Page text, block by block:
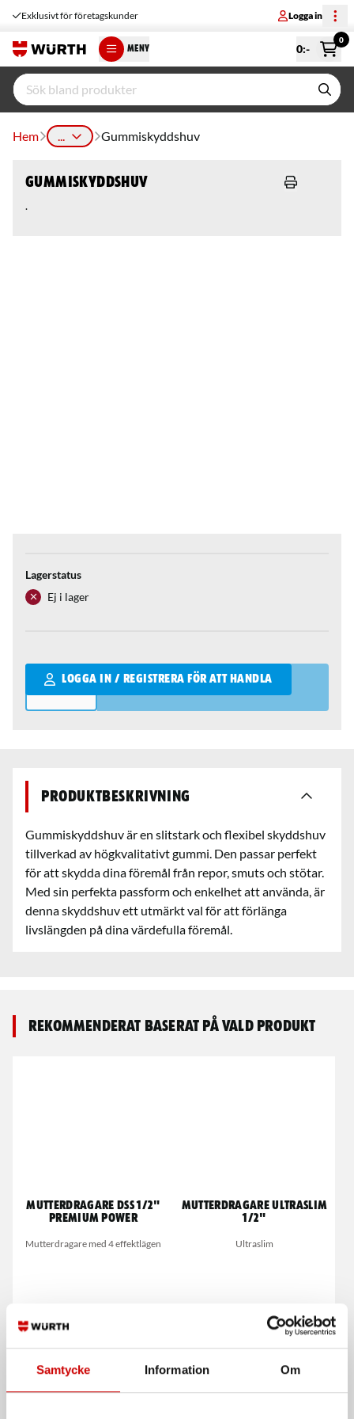
Samtycke Information Om
Exklusivt för företagskunder Logga in
MENY 0:-
0
Hem ... Gummiskyddshuv
Gummiskyddshuv
.
Lagerstatus
Ej i lager
LOGGA IN / REGISTRERA FÖR ATT HANDLA
Qantity
Produktbeskrivning
Gummiskyddshuv är en slitstark och flexibel skyddshuv
tillverkad av högkvalitativt gummi. Den passar perfekt
för att skydda dina föremål från repor, smuts och stötar.
Med sin perfekta passform och enkelhet att använda, är
denna skyddshuv ett utmärkt val för att förlänga
livslängden på dina värdefulla föremål.
Rekommenderat baserat på vald produkt
Mutterdragare DSS 1/2"
Premium Power
Mutterdragare med 4 effektlägen
Mutterdragare Ultraslim
1/2"
Ultraslim